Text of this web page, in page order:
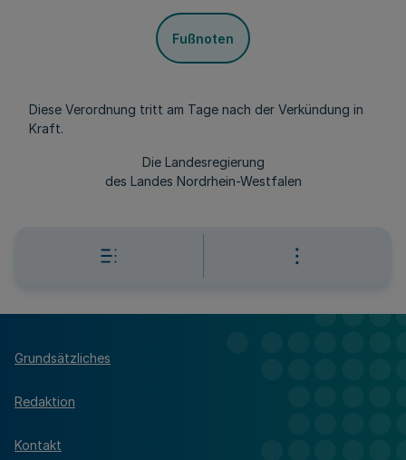
Fußnoten
Diese Verordnung tritt am Tage nach der Verkündung in
Kraft.
Die Landesregierung
des Landes Nordrhein-Westfalen
Grundsätzliches
Redaktion
Kontakt